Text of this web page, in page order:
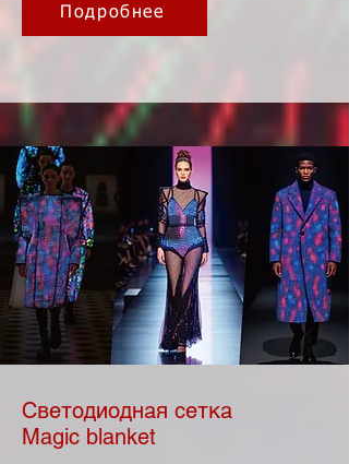
Подробнее
Светодиодная сетка
Magic blanket